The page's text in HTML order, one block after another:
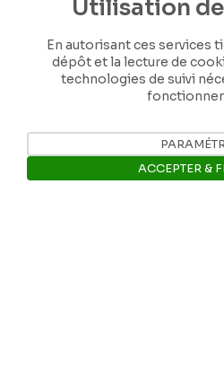
Tél: +32 81 77 67 55
Utilisation
En autorisant ces services
dépôt et la lecture de
technologies de suivi
ACCEPTER &